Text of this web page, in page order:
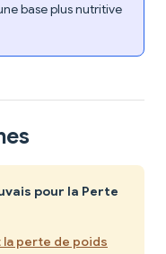
base plus nutritive
pour la Perte
perte de poids